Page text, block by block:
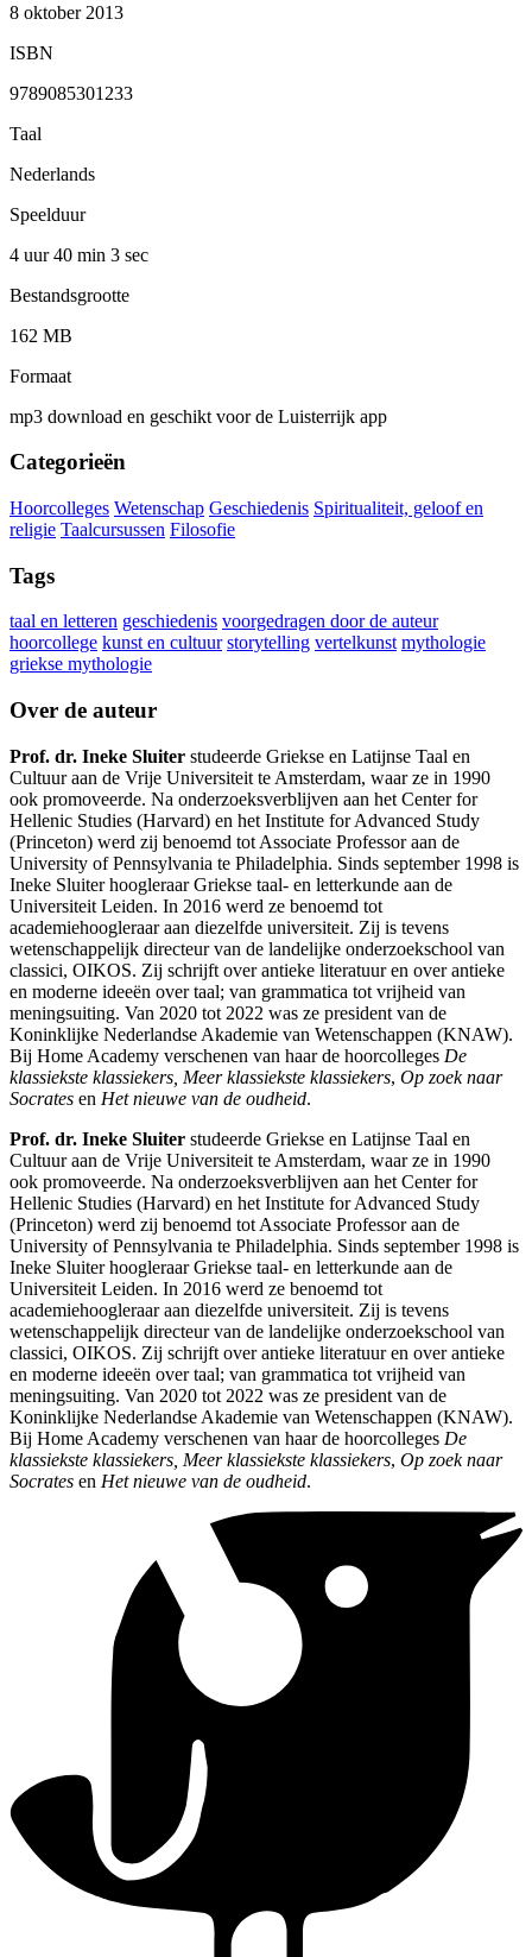
8 oktober 2013
ISBN
9789085301233
Taal
Nederlands
Speelduur
4 uur 40 min 3 sec
Bestandsgrootte
162 MB
Formaat
mp3 download en geschikt voor de Luisterrijk app
Categorieën
Hoorcolleges Wetenschap Geschiedenis Spiritualiteit, geloof en
religie Taalcursussen Filosofie
Tags
taal en letteren geschiedenis voorgedragen door de auteur
hoorcollege kunst en cultuur storytelling vertelkunst mythologie
griekse mythologie
Over de auteur
Prof. dr. Ineke Sluiter studeerde Griekse en Latijnse Taal en
Cultuur aan de Vrije Universiteit te Amsterdam, waar ze in 1990
ook promoveerde. Na onderzoeksverblijven aan het Center for
Hellenic Studies (Harvard) en het Institute for Advanced Study
(Princeton) werd zij benoemd tot Associate Professor aan de
University of Pennsylvania te Philadelphia. Sinds september 1998 is
Ineke Sluiter hoogleraar Griekse taal- en letterkunde aan de
Universiteit Leiden. In 2016 werd ze benoemd tot
academiehoogleraar aan diezelfde universiteit. Zij is tevens
wetenschappelijk directeur van de landelijke onderzoekschool van
classici, OIKOS. Zij schrijft over antieke literatuur en over antieke
en moderne ideeën over taal; van grammatica tot vrijheid van
meningsuiting. Van 2020 tot 2022 was ze president van de
Koninklijke Nederlandse Akademie van Wetenschappen (KNAW).
Bij Home Academy verschenen van haar de hoorcolleges De
klassiekste klassiekers, Meer klassiekste klassiekers, Op zoek naar
Socrates en Het nieuwe van de oudheid.
Prof. dr. Ineke Sluiter studeerde Griekse en Latijnse Taal en
Cultuur aan de Vrije Universiteit te Amsterdam, waar ze in 1990
ook promoveerde. Na onderzoeksverblijven aan het Center for
Hellenic Studies (Harvard) en het Institute for Advanced Study
(Princeton) werd zij benoemd tot Associate Professor aan de
University of Pennsylvania te Philadelphia. Sinds september 1998 is
Ineke Sluiter hoogleraar Griekse taal- en letterkunde aan de
Universiteit Leiden. In 2016 werd ze benoemd tot
academiehoogleraar aan diezelfde universiteit. Zij is tevens
wetenschappelijk directeur van de landelijke onderzoekschool van
classici, OIKOS. Zij schrijft over antieke literatuur en over antieke
en moderne ideeën over taal; van grammatica tot vrijheid van
meningsuiting. Van 2020 tot 2022 was ze president van de
Koninklijke Nederlandse Akademie van Wetenschappen (KNAW).
Bij Home Academy verschenen van haar de hoorcolleges De
klassiekste klassiekers, Meer klassiekste klassiekers, Op zoek naar
Socrates en Het nieuwe van de oudheid.